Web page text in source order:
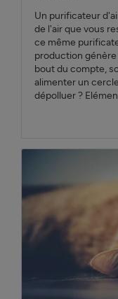
Un purificateur
de l'air que vous
ce même
production génère
bout du compte,
alimenter un
dépolluer ?